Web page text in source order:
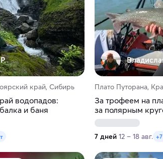
край, Сибирь
водопадов:
и баня
Плато Путорана,
За трофеем на
за полярным
7 дней 12 – 18 авг.